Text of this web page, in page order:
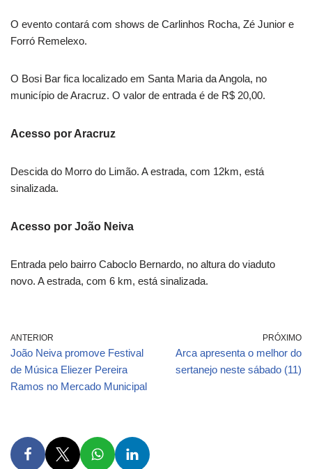
O evento contará com shows de Carlinhos Rocha, Zé Junior e
Forró Remelexo.
O Bosi Bar fica localizado em Santa Maria da Angola, no
município de Aracruz. O valor de entrada é de R$ 20,00.
Acesso por Aracruz
Descida do Morro do Limão. A estrada, com 12km, está
sinalizada.
Acesso por João Neiva
Entrada pelo bairro Caboclo Bernardo, no altura do viaduto
novo. A estrada, com 6 km, está sinalizada.
ANTERIOR
João Neiva promove Festival
de Música Eliezer Pereira
Ramos no Mercado Municipal
PRÓXIMO
Arca apresenta o melhor do
sertanejo neste sábado (11)